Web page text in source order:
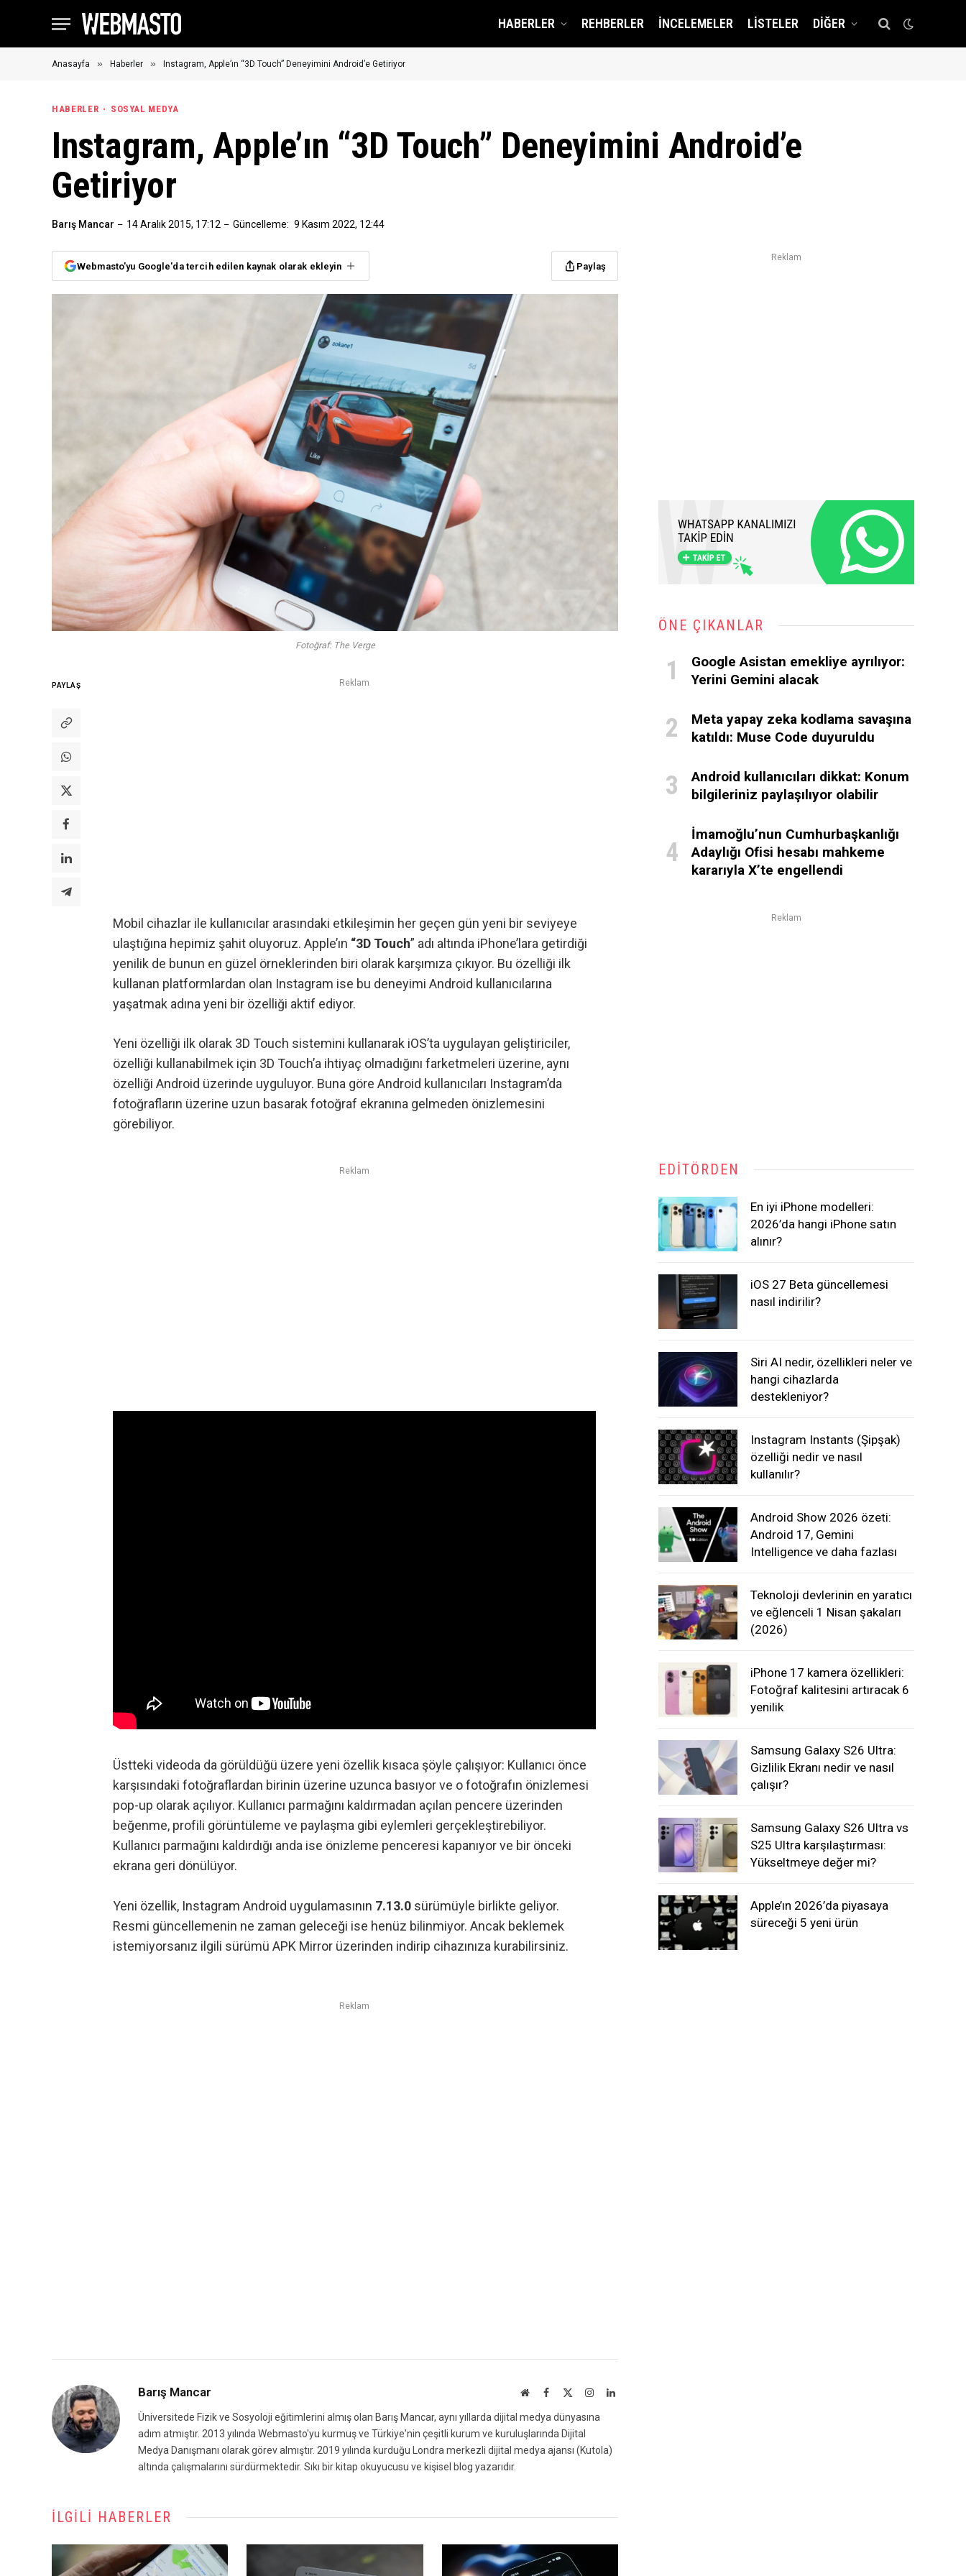
HABERLER REHBERLER İNCELEMELER LISTELER DIĞER
Anasayfa » Haberler » Instagram, Apple’ın “3D Touch” Deneyimini Android’e Getiriyor
HABERLER SOSYAL MEDYA
Instagram, Apple’ın “3D Touch” Deneyimini Android’e
Getiriyor
Barış Mancar 14 Aralık 2015, 17:12 Güncelleme: 9 Kasım 2022, 12:44
Webmasto'yu Google'da tercih edilen kaynak olarak ekleyin Paylaş
Fotoğraf: The Verge
PAYLAŞ Reklam
Mobil cihazlar ile kullanıcılar arasındaki etkileşimin her geçen gün yeni bir seviyeye
ulaştığına hepimiz şahit oluyoruz. Apple’ın “3D Touch” adı altında iPhone’lara getirdiği
yenilik de bunun en güzel örneklerinden biri olarak karşımıza çıkıyor. Bu özelliği ilk
kullanan platformlardan olan Instagram ise bu deneyimi Android kullanıcılarına
yaşatmak adına yeni bir özelliği aktif ediyor.
Yeni özelliği ilk olarak 3D Touch sistemini kullanarak iOS’ta uygulayan geliştiriciler,
özelliği kullanabilmek için 3D Touch’a ihtiyaç olmadığını farketmeleri üzerine, aynı
özelliği Android üzerinde uyguluyor. Buna göre Android kullanıcıları Instagram’da
fotoğrafların üzerine uzun basarak fotoğraf ekranına gelmeden önizlemesini
görebiliyor.
Reklam
Üstteki videoda da görüldüğü üzere yeni özellik kısaca şöyle çalışıyor: Kullanıcı önce
karşısındaki fotoğraflardan birinin üzerine uzunca basıyor ve o fotoğrafın önizlemesi
pop-up olarak açılıyor. Kullanıcı parmağını kaldırmadan açılan pencere üzerinden
beğenme, profili görüntüleme ve paylaşma gibi eylemleri gerçekleştirebiliyor.
Kullanıcı parmağını kaldırdığı anda ise önizleme penceresi kapanıyor ve bir önceki
ekrana geri dönülüyor.
Yeni özellik, Instagram Android uygulamasının 7.13.0 sürümüyle birlikte geliyor.
Resmi güncellemenin ne zaman geleceği ise henüz bilinmiyor. Ancak beklemek
istemiyorsanız ilgili sürümü APK Mirror üzerinden indirip cihazınıza kurabilirsiniz.
Reklam
Barış Mancar WebsiteFacebook InstagramLinkedIn
Üniversitede Fizik ve Sosyoloji eğitimlerini almış olan Barış Mancar, aynı yıllarda dijital medya dünyasına
adım atmıştır. 2013 yılında Webmasto'yu kurmuş ve Türkiye'nin çeşitli kurum ve kuruluşlarında Dijital
Medya Danışmanı olarak görev almıştır. 2019 yılında kurduğu Londra merkezli dijital medya ajansı (Kutola)
altında çalışmalarını sürdürmektedir. Sıkı bir kitap okuyucusu ve kişisel blog yazarıdır.
İLGILI HABERLER
Reklam
ÖNE ÇIKANLAR
Google Asistan emekliye ayrılıyor:
Yerini Gemini alacak
Meta yapay zeka kodlama savaşına
katıldı: Muse Code duyuruldu
Android kullanıcıları dikkat: Konum
bilgileriniz paylaşılıyor olabilir
İmamoğlu’nun Cumhurbaşkanlığı
Adaylığı Ofisi hesabı mahkeme
kararıyla X’te engellendi
Reklam
EDITÖRDEN
En iyi iPhone modelleri:
2026’da hangi iPhone satın
alınır?
iOS 27 Beta güncellemesi
nasıl indirilir?
Siri AI nedir, özellikleri neler ve
hangi cihazlarda
destekleniyor?
Instagram Instants (Şipşak)
özelliği nedir ve nasıl
kullanılır?
Android Show 2026 özeti:
Android 17, Gemini
Intelligence ve daha fazlası
Teknoloji devlerinin en yaratıcı
ve eğlenceli 1 Nisan şakaları
(2026)
iPhone 17 kamera özellikleri:
Fotoğraf kalitesini artıracak 6
yenilik
Samsung Galaxy S26 Ultra:
Gizlilik Ekranı nedir ve nasıl
çalışır?
Samsung Galaxy S26 Ultra vs
S25 Ultra karşılaştırması:
Yükseltmeye değer mi?
Apple’ın 2026’da piyasaya
süreceği 5 yeni ürün